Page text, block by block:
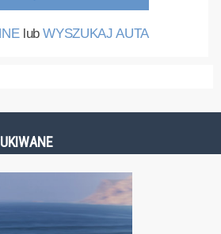
lubWYSZUKAJ AUTA